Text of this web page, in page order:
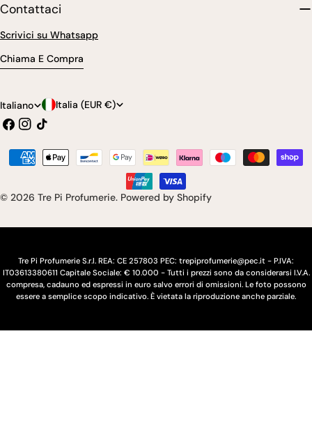
Contattaci
Scrivici su Whatsapp
Chiama E Compra
L
i
n
u
Italiano
P
a
e
s
e
e
g
o
Italia (EUR €)
Facebook
Instagram
Tic
© 2026 Tre Pi Profumerie. Powered by Shopify
Modalità
Tre Pi Profumerie S.r.l. REA: CE 257803 PEC: trepiprofumerie@pec.it - P.IVA:
IT03613380611 Capitale Sociale: € 10.000 - Tutti i prezzi sono da considerarsi I.V.A.
compresa, cadauno ed espressi in euro salvo errori di omissioni. Le foto possono
essere a semplice scopo indicativo. È vietata la riproduzione anche parziale.